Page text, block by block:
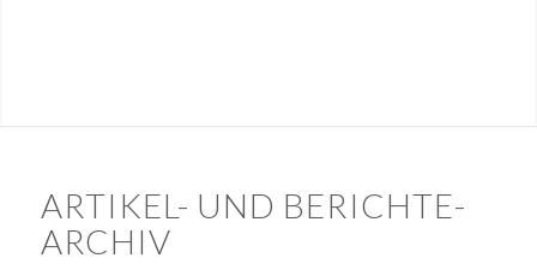
ARTIKEL- UND BERICHTE-
ARCHIV